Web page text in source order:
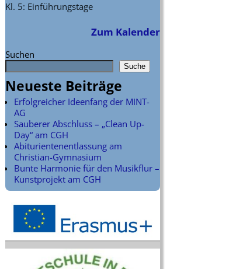
Kl. 5: Einführungstage
Zum Kalender
Suchen
Suche
Neueste Beiträge
Erfolgreicher Ideenfang der MINT-
AG
Sauberer Abschluss – „Clean Up-
Day“ am CGH
Abiturientenentlassung am
Christian-Gymnasium
Bunte Harmonie für den Musikflur –
Kunstprojekt am CGH